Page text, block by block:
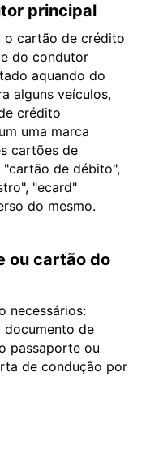
principal
o cartão de crédito
do condutor
aquando do
alguns veículos,
crédito
uma marca
cartões de
"cartão de débito",
"ecard"
do mesmo.
ou cartão do
necessários:
documento de
passaporte ou
de condução por